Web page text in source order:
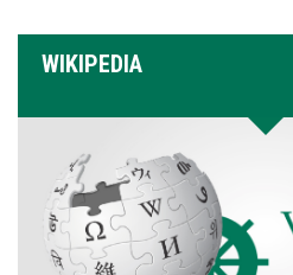
WIKIPEDIA